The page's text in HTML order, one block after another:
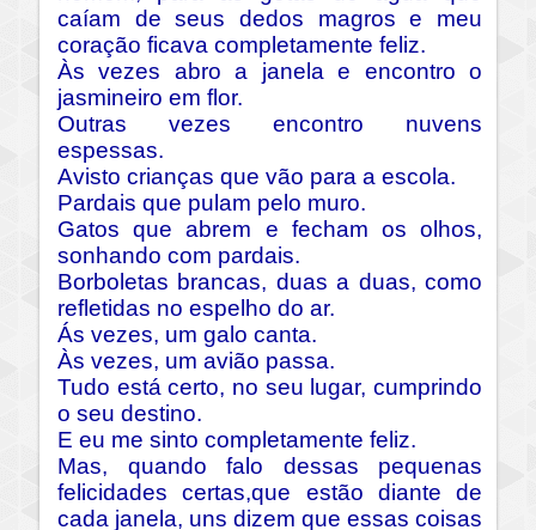
caíam de seus dedos magros e meu
coração ficava completamente feliz.
Às vezes abro a janela e encontro o
jasmineiro em flor.
Outras vezes encontro nuvens
espessas.
Avisto crianças que vão para a escola.
Pardais que pulam pelo muro.
Gatos que abrem e fecham os olhos,
sonhando com pardais.
Borboletas brancas, duas a duas, como
refletidas no espelho do ar.
Ás vezes, um galo canta.
Às vezes, um avião passa.
Tudo está certo, no seu lugar, cumprindo
o seu destino.
E eu me sinto completamente feliz.
Mas, quando falo dessas pequenas
felicidades certas,que estão diante de
cada janela, uns dizem que essas coisas